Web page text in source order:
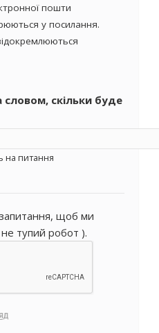
пошти
у посилання.
скільки буде
на питання
щоб ми
тупий робот ).